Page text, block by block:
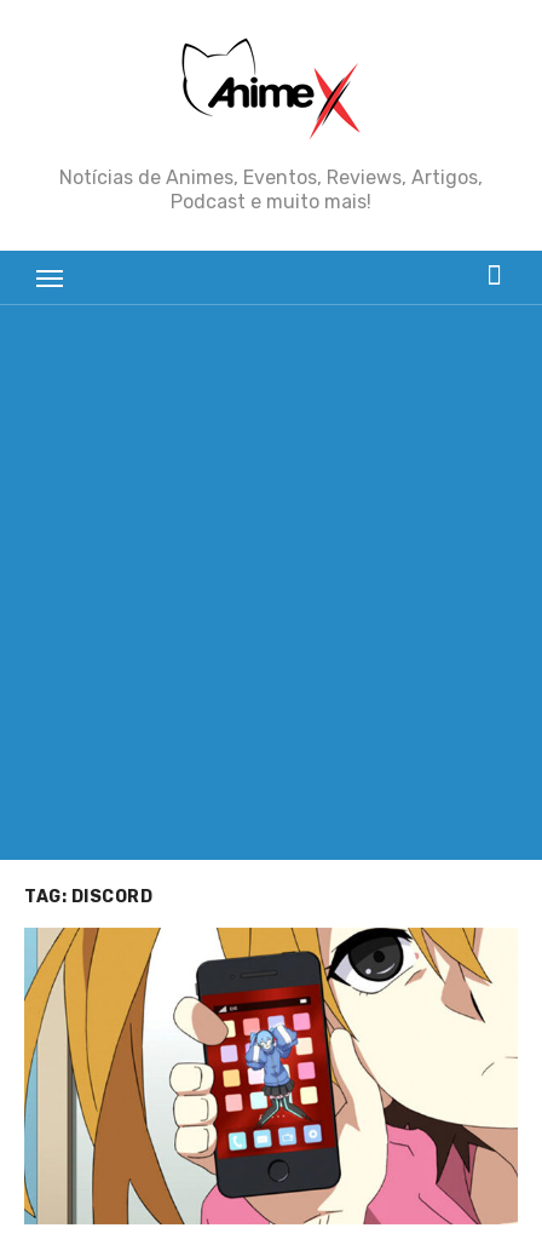
Notícias de Animes, Eventos, Reviews, Artigos,
Podcast e muito mais!
TAG: DISCORD